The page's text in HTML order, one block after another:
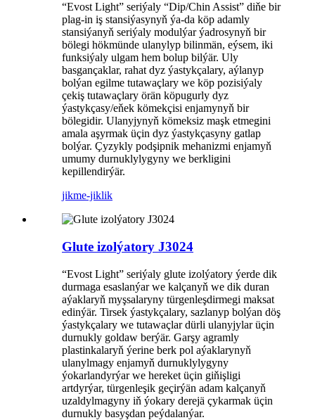
“Evost Light” seriýaly “Dip/Chin Assist” diňe bir
plag-in iş stansiýasynyň ýa-da köp adamly
stansiýanyň seriýaly modulýar ýadrosynyň bir
bölegi hökmünde ulanylyp bilinmän, eýsem, iki
funksiýaly ulgam hem bolup bilýär. Uly
basgançaklar, rahat dyz ýastykçalary, aýlanyp
bolýan egilme tutawaçlary we köp pozisiýaly
çekiş tutawaçlary örän köpugurly dyz
ýastykçasy/eňek kömekçisi enjamynyň bir
bölegidir. Ulanyjynyň kömeksiz maşk etmegini
amala aşyrmak üçin dyz ýastykçasyny gatlap
bolýar. Çyzykly podşipnik mehanizmi enjamyň
umumy durnuklylygyny we berkligini
kepillendirýär.
jikme-jiklik
Glute izolýatory J3024
“Evost Light” seriýaly glute izolýatory ýerde dik
durmaga esaslanýar we kalçanyň we dik duran
aýaklaryň myşsalaryny türgenleşdirmegi maksat
edinýär. Tirsek ýastykçalary, sazlanyp bolýan döş
ýastykçalary we tutawaçlar dürli ulanyjylar üçin
durnukly goldaw berýär. Garşy agramly
plastinkalaryň ýerine berk pol aýaklarynyň
ulanylmagy enjamyň durnuklylygyny
ýokarlandyrýar we hereket üçin giňişligi
artdyrýar, türgenleşik geçirýän adam kalçanyň
uzaldylmagyny iň ýokary derejä çykarmak üçin
durnukly basyşdan peýdalanýar.